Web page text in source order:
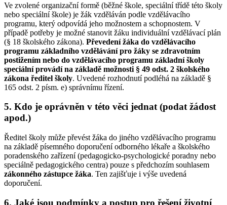
Ve zvolené organizační formě (běžné škole, speciální třídě této školy
nebo speciální škole) je žák vzděláván podle vzdělávacího
programu, který odpovídá jeho možnostem a schopnostem. V
případě potřeby je možné stanovit žáku individuální vzdělávací plán
(§ 18 školského zákona). Převedení žáka do vzdělávacího
programu základního vzdělávání pro žáky se zdravotním
postižením nebo do vzdělávacího programu základní školy
speciální provádí na základě možnosti § 49 odst. 2 školského
zákona ředitel školy. Uvedené rozhodnutí podléhá na základě §
165 odst. 2 písm. e) správnímu řízení.
5. Kdo je oprávněn v této věci jednat (podat žádost
apod.)
Ředitel školy může převést žáka do jiného vzdělávacího programu
na základě písemného doporučení odborného lékaře a školského
poradenského zařízení (pedagogicko-psychologické poradny nebo
speciálně pedagogického centra) pouze s předchozím souhlasem
zákonného zástupce žáka. Ten zajišťuje i výše uvedená
doporučení.
6. Jaké jsou podmínky a postup pro řešení životní